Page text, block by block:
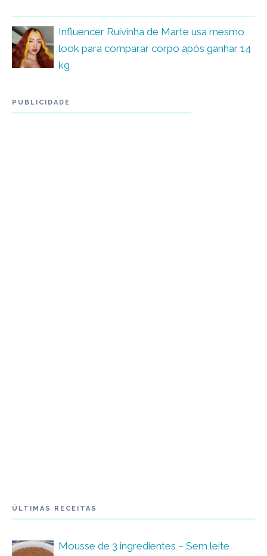
Influencer Ruivinha de Marte usa mesmo
look para comparar corpo após ganhar 14
kg
PUBLICIDADE
ÚLTIMAS RECEITAS
Mousse de 3 ingredientes – Sem leite